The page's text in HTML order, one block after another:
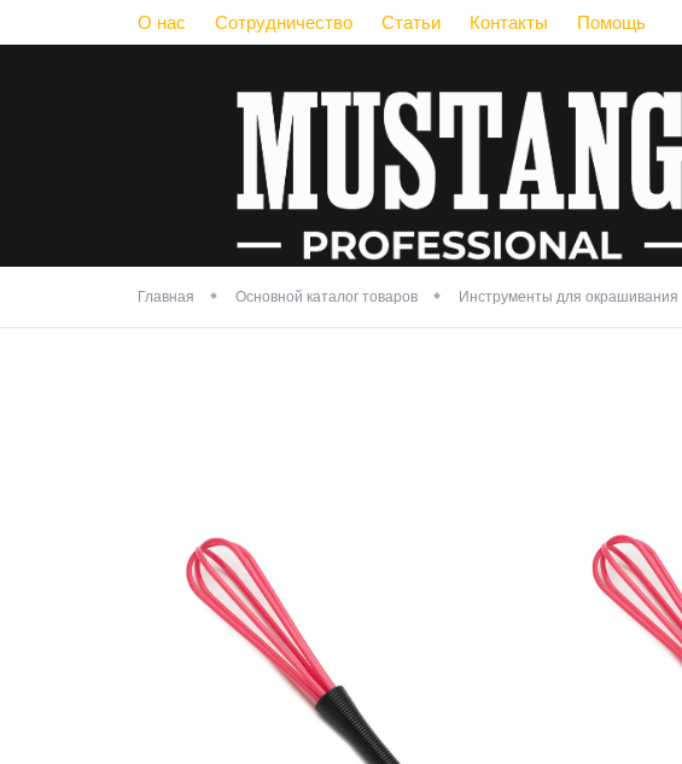
О нас Сотрудничество Статьи Контакты Помощь
Главная Основной каталог товаров Инструменты для окрашивания